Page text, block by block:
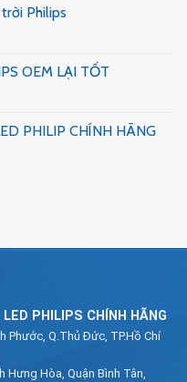
Philips
OEM LẠI TỐT
PHILIP CHÍNH HÃNG
PHILIPS CHÍNH HÃNG
Phước, Q.Thủ Đức, TP.Hồ Chí
Hưng Hòa, Quận Bình Tân,